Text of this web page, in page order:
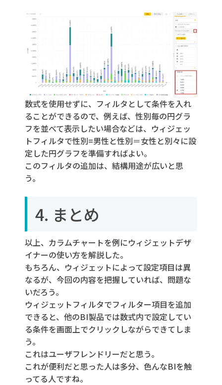
数式を使用せずに、フィルタとして条件を入れ
ることができるので、例えば、性別毎の円グラ
フを並べて表示したい場合などは、ウィジェッ
トフィルタで性別=男性と性別＝女性と別々に設
定した円グラフを準備すればよい。
このフィルタの追加は、結構用途が広いと思
う。
4. まとめ
以上、カラムチャートを例にウィジェットデザ
イナーの使い方を解説した。
もちろん、ウィジェットによって設定項目は異
なるが、今回の内容を把握していれば、問題な
いだろう。
ウィジェットフィルタでフィルター項目を追加
できると、他のBI製品では数式内で設定してい
る条件を画面上でクリックしながらできてしま
う。
これはユーザフレンドリーだと思う。
これが便利だと思った人は多分、色んなBIを触
ってる人ですね。